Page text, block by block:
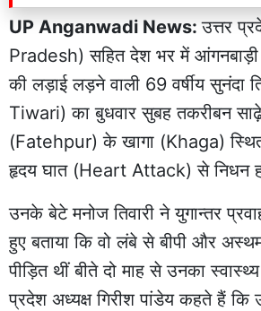
UP Anganwadi News:उत्तर
Pradesh) सहित देश भर में
की लड़ाई लड़ने वाली 69 वर्षीय सुनंदा
Tiwari) का बुधवार सुबह तकरीबन
(Fatehpur) के खागा (Khaga)
हृदय घात (Heart Attack) से निधन
उनके बेटे मनोज तिवारी ने युगान्तर
हुए बताया कि वो लंबे से बीपी और
पीड़ित थीं बीते दो माह से उनका
प्रदेश अध्यक्ष गिरीश पांडेय कहते हैं